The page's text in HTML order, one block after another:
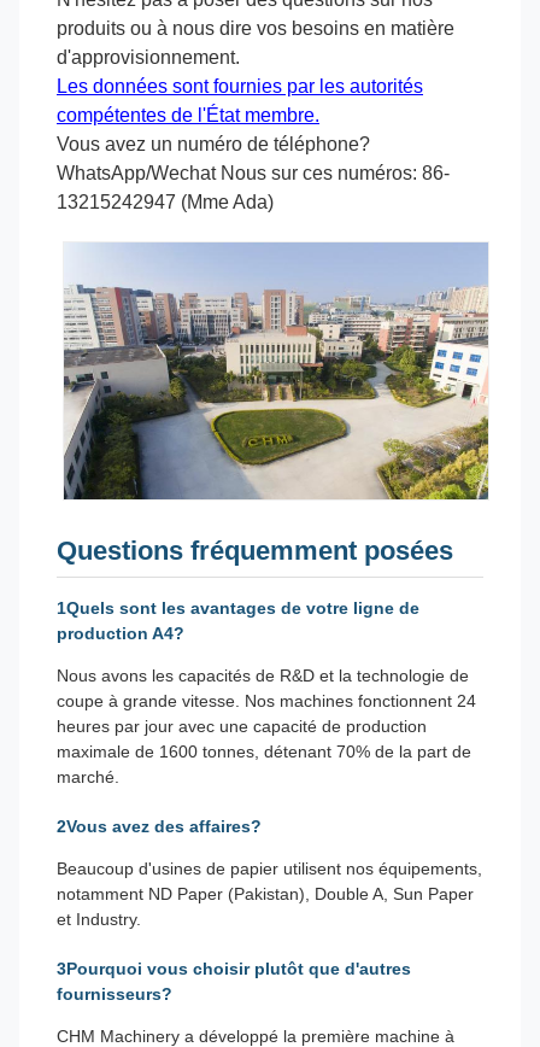
produits ou à nous dire vos besoins en matière
d'approvisionnement.
Les données sont fournies par les autorités
compétentes de l'État membre.
Vous avez un numéro de téléphone?
WhatsApp/Wechat Nous sur ces numéros: 86-
13215242947 (Mme Ada)
Questions fréquemment posées
1Quels sont les avantages de votre ligne de
production A4?
Nous avons les capacités de R&D et la technologie de
coupe à grande vitesse. Nos machines fonctionnent 24
heures par jour avec une capacité de production
maximale de 1600 tonnes, détenant 70% de la part de
marché.
2Vous avez des affaires?
Beaucoup d'usines de papier utilisent nos équipements,
notamment ND Paper (Pakistan), Double A, Sun Paper
et Industry.
3Pourquoi vous choisir plutôt que d'autres
fournisseurs?
CHM Machinery a développé la première machine à